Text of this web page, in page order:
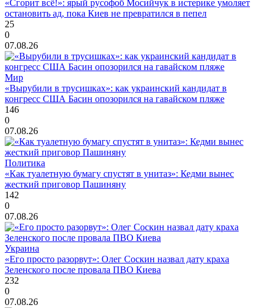
«Сгорит всё!»: ярый русофоб Мосийчук в истерике умоляет
остановить ад, пока Киев не превратился в пепел
25
0
07.08.26
Мир
«Вырубили в трусишках»: как украинский кандидат в
конгресс США Басин опозорился на гавайском пляже
146
0
07.08.26
Политика
«Как туалетную бумагу спустят в унитаз»: Кедми вынес
жесткий приговор Пашиняну
142
0
07.08.26
Украина
«Его просто разорвут»: Олег Соскин назвал дату краха
Зеленского после провала ПВО Киева
232
0
07.08.26